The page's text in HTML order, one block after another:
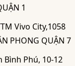
1
Vivo City,1058
PHONG QUẬN 7
Bình Phú, 10-12